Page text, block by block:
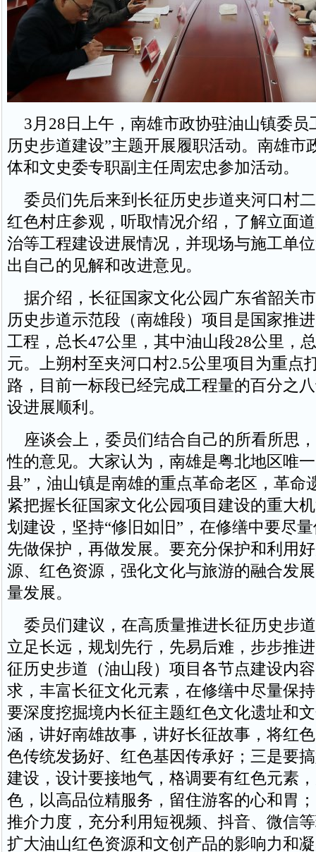
3月28日上午，南雄市政协驻油山镇委员
历史步道建设”主题开展履职活动。南雄市
体和文史委专职副主任周宏忠参加活动。
委员们先后来到长征历史步道夹河口村
红色村庄参观，听取情况介绍，了解立面
治等工程建设进展情况，并现场与施工单
出自己的见解和改进意见。
据介绍，长征国家文化公园广东省韶关
历史步道示范段（南雄段）项目是国家推
工程，总长47公里，其中油山段28公里，
元。上朔村至夹河口村2.5公里项目为重点
路，目前一标段已经完成工程量的百分之
设进展顺利。
座谈会上，委员们结合自己的所看所思
性的意见。大家认为，南雄是粤北地区唯
县”，油山镇是南雄的重点革命老区，革命
紧把握长征国家文化公园项目建设的重大
划建设，坚持“修旧如旧”，在修缮中要尽
先做保护，再做发展。要充分保护和利用
源、红色资源，强化文化与旅游的融合发
量发展。
委员们建议，在高质量推进长征历史步
立足长远，规划先行，先易后难，步步推
征历史步道（油山段）项目各节点建设内
求，丰富长征文化元素，在修缮中尽量保
要深度挖掘境内长征主题红色文化遗址和
涵，讲好南雄故事，讲好长征故事，将红
色传统发扬好、红色基因传承好；三是要
建设，设计要接地气，格调要有红色元素
色，以高品位精服务，留住游客的心和胃
推介力度，充分利用短视频、抖音、微信
扩大油山红色资源和文创产品的影响力和